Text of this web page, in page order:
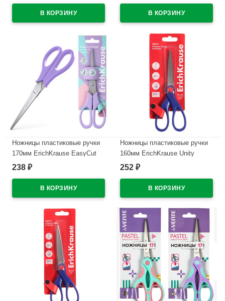
Ножницы пластиковые ручки
170мм ErichKrause EasyCut
Paste ассорти арт.60875
238 ₽
Ножницы пластиковые ручки
160мм ErichKrause Unity
синий арт.60843
252 ₽